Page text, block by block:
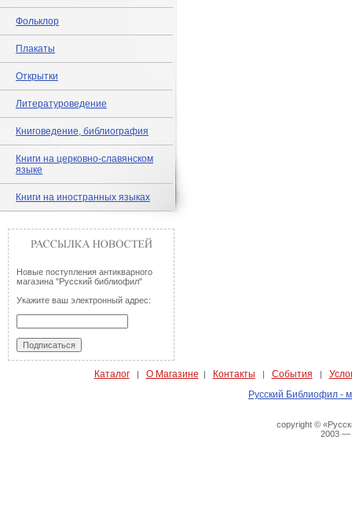
Фольклор
Плакаты
Открытки
Литературоведение
Книговедение, библиография
Книги на церковно-славянском
языке
Книги на иностранных языках
Новые поступления антикварного
магазина "Русский библиофил"
Укажите ваш электронный адрес:
Каталог| О Магазине | Контакты | События |
Русский Библиофил -
copyright ©
2003 —